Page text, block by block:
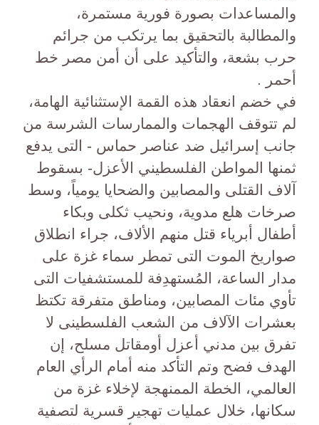
والمساعدات بصورة فورية مستمرة،
والمطالبة بالتحقيق بما يرتكب من جرائم
حرب بشعة، والتأكيد على أن أمن مصر خط
أحمر .
في خضم انعقاد هذه القمة الإستثنائية الهامة،
لم تتوقف الهجمات والممارسات الشرسة من
جانب إسرائيل ضد عناصر حماس - التى يدفع
ثمنها المواطن الفلسطيني الأعزل- بسقوط
آلاف القتلى والمصابين والضحايا يومياً، وسط
صرخات هلع مدوية، ونحيب ثكلى وبكاء
أطفال أبرياء قتل منهم الألاف، جراء انطلاق
صواريخ الموت التى تمطر سماء غزة على
مدار الساعة، المُستهدِفة للمستشفيات التى
تأوي مئات المصابين، ومناطق متفرقة تكتظ
بعشرات الآلاف من الشعب الفلسطينى لا
تفرق بين مدني أعزل أومقاتل مسلح، إن
الهدف فضح وتم التأكد منه أمام الرأي العام
العالمي، الخطة الممنهجة لإخلاء غزة من
سكانها، خلال عمليات تهجير قسرية لتصفية